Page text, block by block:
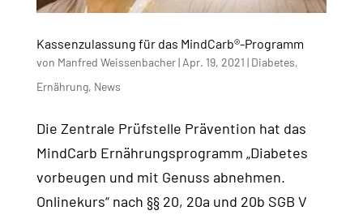
Kassenzulassung für das MindCarb®-Programm
von Manfred Weissenbacher| Apr. 19, 2021 | Diabetes,
Ernährung, News
Die Zentrale Prüfstelle Prävention hat das
MindCarb Ernährungsprogramm „Diabetes
vorbeugen und mit Genuss abnehmen.
Onlinekurs“ nach §§ 20, 20a und 20b SGB V